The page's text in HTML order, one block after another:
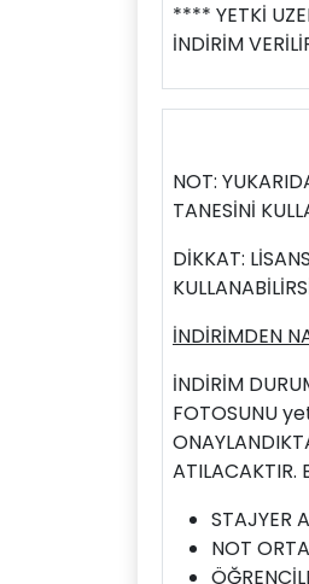
**** YETKİ
İNDİRİM
NOT:
TANESİNİ
DİKKAT:
İNDİRİMDEN
İNDİRİM
FOTOSUNU
ATILACAKTIR.
STAJYER
NOT